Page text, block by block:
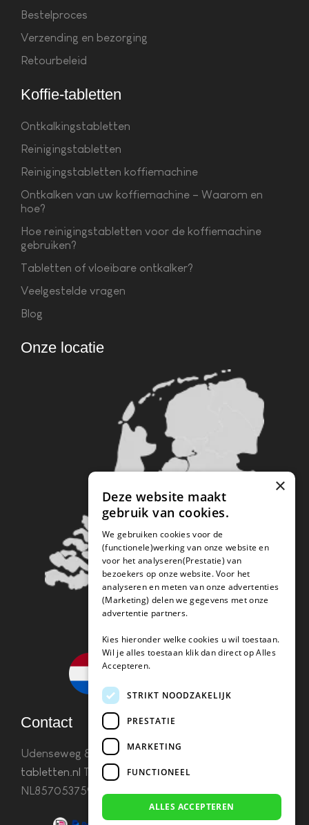
Bestelproces
Verzending en bezorging
Retourbeleid
Koffie-tabletten
Ontkalkingstabletten
Reinigingstabletten
Reinigingstabletten koffiemachine
Ontkalken van uw koffiemachine – Waarom en
hoe?
Hoe reinigingstabletten voor de koffiemachine
gebruiken?
Tabletten of vloeibare ontkalker?
Veelgestelde vragen
Blog
Onze locatie
Contact
Udenseweg 8B 5405 PA Udeninfo(@)koffie-
tabletten.nl Tel. 085 782 5578KvK 67529623 Btw:
NL857053759B01
×
Deze website maakt
gebruik van cookies.
We gebruiken cookies voor de
(functionele)werking van onze website en
voor het analyseren(Prestatie) van
bezoekers op onze website. Voor het
analyseren en meten van onze advertenties
(Marketing) delen we gegevens met onze
advertentie partners.
Kies hieronder welke cookies u wil toestaan.
Wil je alles toestaan klik dan direct op Alles
Accepteren.
STRIKT NOODZAKELIJK
PRESTATIE
MARKETING
FUNCTIONEEL
ALLES ACCEPTEREN